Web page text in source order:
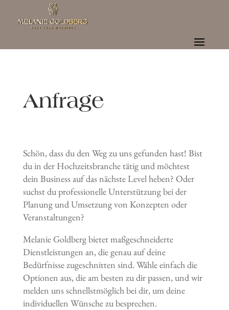
Anfrage
Schön, dass du den Weg zu uns gefunden hast! Bist
du in der Hochzeitsbranche tätig und möchtest
dein Business auf das nächste Level heben? Oder
suchst du professionelle Unterstützung bei der
Planung und Umsetzung von Konzepten oder
Veranstaltungen?
Melanie Goldberg bietet maßgeschneiderte
Dienstleistungen an, die genau auf deine
Bedürfnisse zugeschnitten sind. Wähle einfach die
Optionen aus, die am besten zu dir passen, und wir
melden uns schnellstmöglich bei dir, um deine
individuellen Wünsche zu besprechen.